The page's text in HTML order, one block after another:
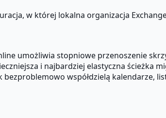
w której lokalna organizacja
umożliwia stopniowe przenoszenie
i najbardziej elastyczna ścieżka
współdzielą kalendarze,